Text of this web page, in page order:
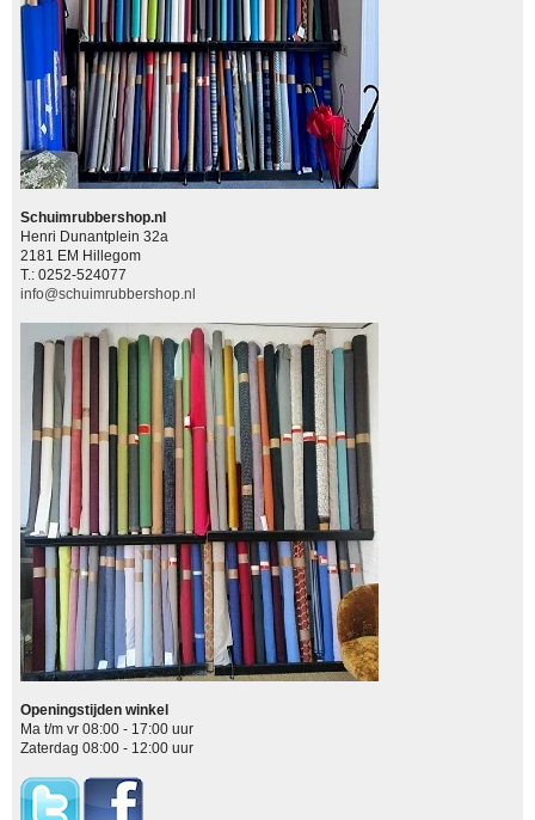
Schuimrubbershop.nl
Henri Dunantplein 32a
2181 EM Hillegom
T.: 0252-524077
info@schuimrubbershop.nl
Openingstijden winkel
Ma t/m vr 08:00 - 17:00 uur
Zaterdag 08:00 - 12:00 uur